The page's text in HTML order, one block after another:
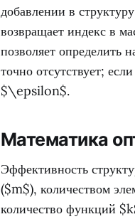
добавлении в
возвращает индекс в
позволяет определить
точно отсутствует;
$\epsilon$.
Математика
Эффективность
($m$), количеством
количество функций